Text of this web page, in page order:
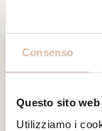
Consenso
Questo sito
Utilizziamo i